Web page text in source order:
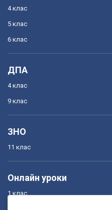
4 клас
5 клас
6 клас
ДПА
4 клас
9 клас
ЗНО
11 клас
Онлайн уроки
1 клас